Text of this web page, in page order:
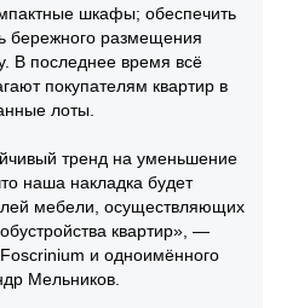
шкафы; обеспечить
бережного размещения
В последнее время всё
покупателям квартир в
лоты.
тренд на уменьшение
наша накладка будет
мебели, осуществляющих
квартир», —
и одноимённого
Мельников.